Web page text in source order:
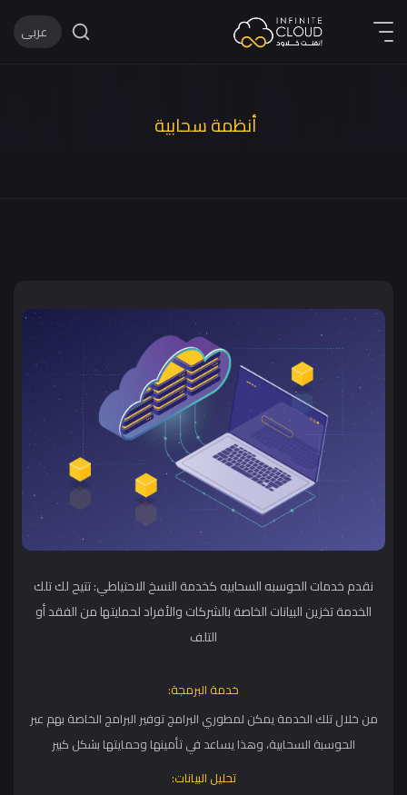
عربى
English
أنظمة سحابية
نقدم خدمات الحوسبه السحابيه كخدمة النسخ الاحتياطي: تتيح لك تلك
الخدمة تخزين البيانات الخاصة بالشركات والأفراد لحمايتها من الفقد أو
خدمة البرمجة:
من خلال تلك الخدمة يمكن لمطوري البرامج توفير البرامج الخاصة بهم عبر
الحوسبة السحابية، وهذا يساعد في تأمينها وحمايتها بشكل كبير
تحليل البيانات: